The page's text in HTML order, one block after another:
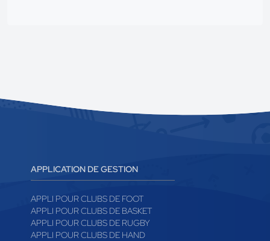
APPLICATION DE GESTION
APPLI POUR CLUBS DE FOOT
APPLI POUR CLUBS DE BASKET
APPLI POUR CLUBS DE RUGBY
APPLI POUR CLUBS DE HAND